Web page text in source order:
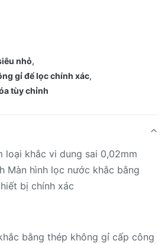
nhỏ,
gỉ để lọc chính xác,
tùy chỉnh
loại khắc vi dung sai 0,02mm
Màn hình lọc nước khắc bằng
bị chính xác
bằng thép không gỉ cấp công